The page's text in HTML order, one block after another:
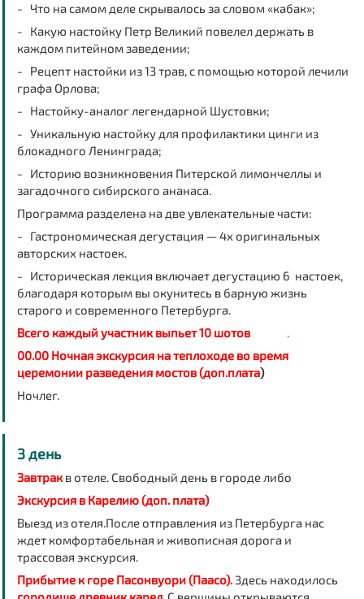
- Что на самом деле скрывалось за словом «кабак»;
- Какую настойку Петр Великий повелел держать в
каждом питейном заведении;
- Рецепт настойки из 13 трав, с помощью которой лечили
графа Орлова;
- Настойку-аналог легендарной Шустовки;
- Уникальную настойку для профилактики цинги из
блокадного Ленинграда;
- Историю возникновения Питерской лимончеллы и
загадочного сибирского ананаса.
Программа разделена на две увлекательные части:
- Гастрономическая дегустация — 4х оригинальных
авторских настоек.
- Историческая лекция включает дегустацию 6 настоек,
благодаря которым вы окунитесь в барную жизнь
старого и современного Петербурга.
Всего каждый участник выпьет 10 шотов
.
00.00 Ночная экскурсия на теплоходе во время
церемонии разведения мостов (доп.плата)
Ночлег.
3 день
Завтракв отеле. Свободный день в городе либо
Экскурсия в Карелию (доп. плата)
Выезд из отеля.После отправления из Петербурга нас
ждет комфортабельная и живописная дорога и
трассовая экскурсия.
Прибытие к горе Пасонвуори (Паасо).Здесь находилось